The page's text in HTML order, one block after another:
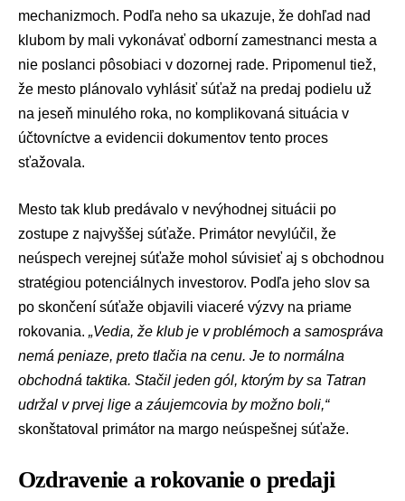
mechanizmoch. Podľa neho sa ukazuje, že dohľad nad
klubom by mali vykonávať odborní zamestnanci mesta a
nie poslanci pôsobiaci v dozornej rade. Pripomenul tiež,
že mesto plánovalo vyhlásiť súťaž na predaj podielu už
na jeseň minulého roka, no komplikovaná situácia v
účtovníctve a evidencii dokumentov tento proces
sťažovala.
Mesto tak klub predávalo v nevýhodnej situácii po
zostupe z najvyššej súťaže. Primátor nevylúčil, že
neúspech verejnej súťaže mohol súvisieť aj s obchodnou
stratégiou potenciálnych investorov. Podľa jeho slov sa
po skončení súťaže objavili viaceré výzvy na priame
rokovania. „Vedia, že klub je v problémoch a samospráva
nemá peniaze, preto tlačia na cenu. Je to normálna
obchodná taktika. Stačil jeden gól, ktorým by sa Tatran
udržal v prvej lige a záujemcovia by možno boli,“
skonštatoval primátor na margo neúspešnej súťaže.
Ozdravenie a rokovanie o predaji